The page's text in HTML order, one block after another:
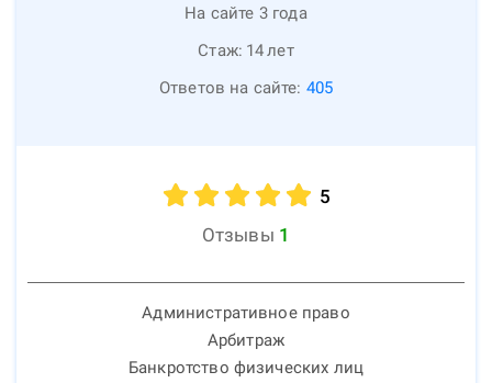
На сайте 3 года
Стаж: 14лет
Ответов на сайте: 405
5
Отзывы 1
Административное право
Арбитраж
Банкротство физических лиц